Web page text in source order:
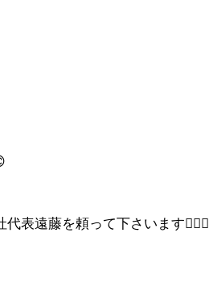
表遠藤を頼って下さいます🙇‍♀️✨